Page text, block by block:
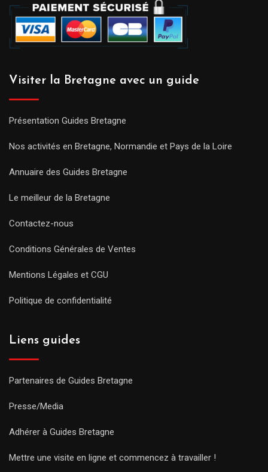
Visiter la Bretagne avec un guide
Présentation Guides Bretagne
Nos activités en Bretagne, Normandie et Pays de la Loire
Annuaire des Guides Bretagne
Le meilleur de la Bretagne
Contactez-nous
Conditions Générales de Ventes
Mentions Légales et CGU
Politique de confidentialité
Liens guides
Partenaires de Guides Bretagne
Presse/Media
Adhérer à Guides Bretagne
Mettre une visite en ligne et commencez à travailler !